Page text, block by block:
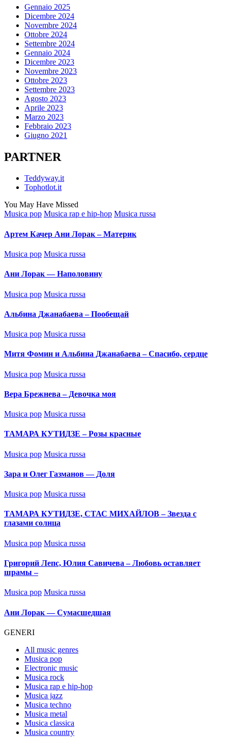
Gennaio 2025
Dicembre 2024
Novembre 2024
Ottobre 2024
Settembre 2024
Gennaio 2024
Dicembre 2023
Novembre 2023
Ottobre 2023
Settembre 2023
Agosto 2023
Aprile 2023
Marzo 2023
Febbraio 2023
Giugno 2021
PARTNER
Teddyway.it
Tophotlot.it
You May Have Missed
Posted
Musica pop Musica rap e hip-hop Musica russa
Артем Качер Ани Лорак – Материк
Posted
Musica pop Musica russa
Ани Лорак — Наполовину
Posted
Musica pop Musica russa
Альбина Джанабаева – Пообещай
Posted
Musica pop Musica russa
Митя Фомин и Альбина Джанабаева – Спасибо, сердце
Posted
Musica pop Musica russa
Вера Брежнева – Девочка моя
Posted
Musica pop Musica russa
ТАМАРА КУТИДЗЕ – Розы красные
Posted
Musica pop Musica russa
Зара и Олег Газманов — Доля
Posted
Musica pop Musica russa
ТАМАРА КУТИДЗЕ, СТАС МИХАЙЛОВ – Звезда с
глазами солнца
Posted
Musica pop Musica russa
Григорий Лепс, Юлия Савичева – Любовь оставляет
шрамы –
Posted
Musica pop Musica russa
Ани Лорак — Сумасшедшая
GENERI
All music genres
Musica pop
Electronic music
Musica rock
Musica rap e hip-hop
Musica jazz
Musica techno
Musica metal
Musica classica
Musica country